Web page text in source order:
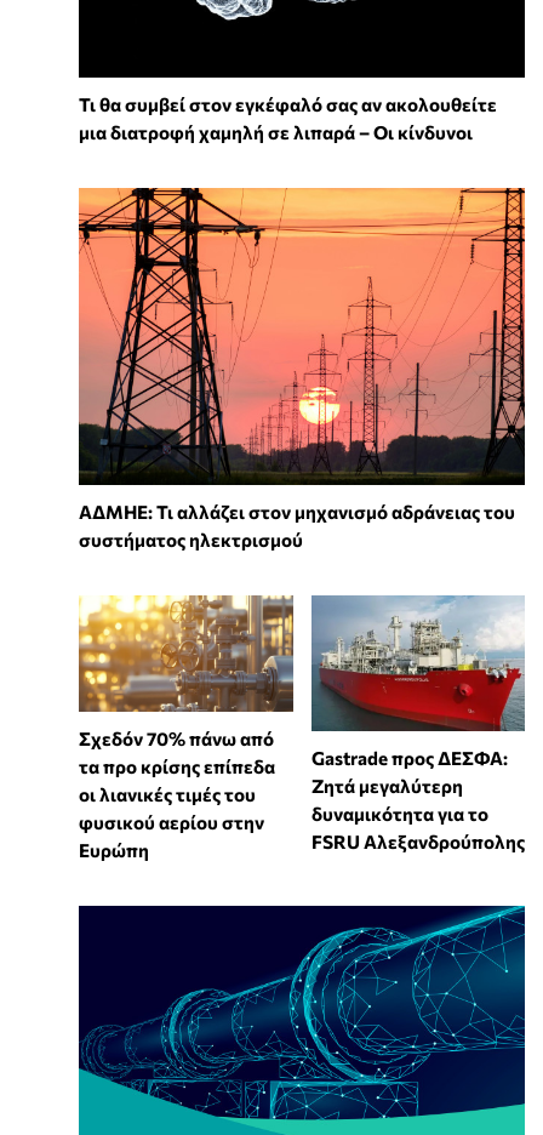
Τι θα συμβεί στον εγκέφαλό σας αν ακολουθείτε
μια διατροφή χαμηλή σε λιπαρά – Οι κίνδυνοι
ΑΔΜΗΕ: Τι αλλάζει στον μηχανισμό αδράνειας του
συστήματος ηλεκτρισμού
Σχεδόν 70% πάνω από
τα προ κρίσης επίπεδα
οι λιανικές τιμές του
φυσικού αερίου στην
Ευρώπη
Gastrade προς ΔΕΣΦΑ:
Ζητά μεγαλύτερη
δυναμικότητα για το
FSRU Αλεξανδρούπολης